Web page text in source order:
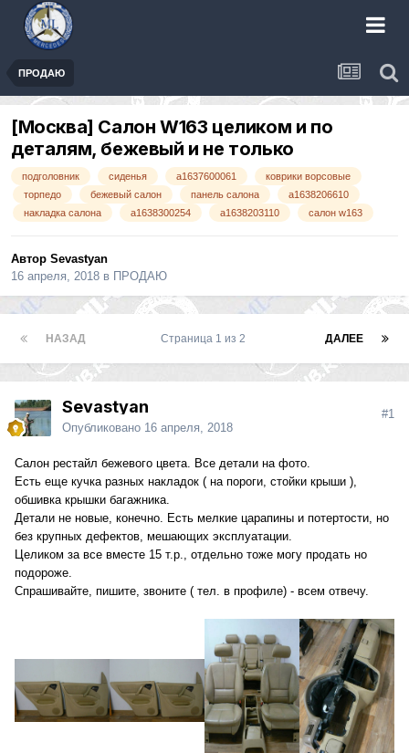
ПРОДАЮ
[Москва] Салон W163 целиком и по
деталям, бежевый и не только
подголовник сиденья a1637600061
коврики ворсовые
торпедо
бежевый салон панель салона
a1638206610
накладка салона
a1638300254 a1638203110 салон w163
Автор Sevastyan
16 апреля, 2018 в ПРОДАЮ
НАЗАД ДАЛЕЕ
Страница 1 из 2
Sevastyan
Опубликовано 16 апреля, 2018
#1
Салон рестайл бежевого цвета. Все детали на фото.
Есть еще кучка разных накладок ( на пороги, стойки крыши ),
обшивка крышки багажника.
Детали не новые, конечно. Есть мелкие царапины и потертости, но
без крупных дефектов, мешающих эксплуатации.
Целиком за все вместе 15 т.р., отдельно тоже могу продать но
подороже.
Спрашивайте, пишите, звоните ( тел. в профиле) - всем отвечу.